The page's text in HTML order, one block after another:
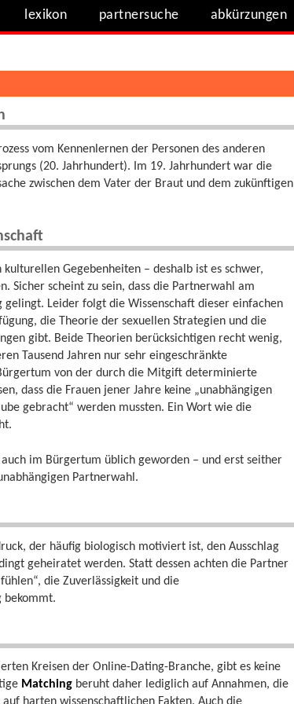
lexikon partnersuche abkürzungen
vom Kennenlernen der Personen des anderen
(20. Jahrhundert). Im 19. Jahrhundert war die
zwischen dem Vater der Braut und dem zukünftigen
Gegebenheiten – deshalb ist es schwer,
Sicher scheint zu sein, dass die Partnerwahl am
Leider folgt die Wissenschaft dieser einfachen
die Theorie der sexuellen Strategien und die
gibt. Beide Theorien berücksichtigen recht wenig,
Tausend Jahren nur sehr eingeschränkte
von der durch die Mitgift determinierte
dass die Frauen jener Jahre keine „unabhängigen
gebracht“ werden mussten. Ein Wort wie die
im Bürgertum üblich geworden – und erst seither
Partnerwahl.
der häufig biologisch motiviert ist, den Ausschlag
geheiratet werden. Statt dessen achten die Partner
die Zuverlässigkeit und die
bekommt.
Kreisen der Online-Dating-Branche, gibt es keine
Matching beruht daher lediglich auf Annahmen, die